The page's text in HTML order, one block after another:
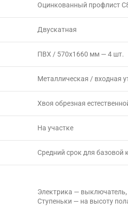
Оцинкованный профлист
Двускатная
ПВХ / 570х1660 мм — 4 шт.
Металлическая / входная
Хвоя обрезная
На участке
Средний срок для базовой
Электрика — выключатель,
Ступеньки — на высоту